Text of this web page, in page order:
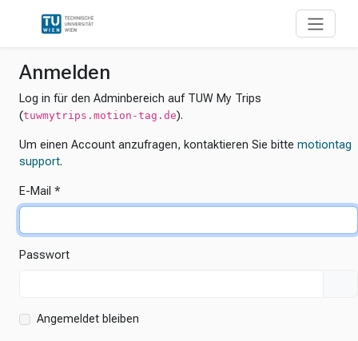
Anmelden
Log in für den Adminbereich auf TUW My Trips
(tuwmytrips.motion-tag.de).
Um einen Account anzufragen, kontaktieren Sie bitte motiontag
support.
E-Mail
Passwort
Angemeldet bleiben